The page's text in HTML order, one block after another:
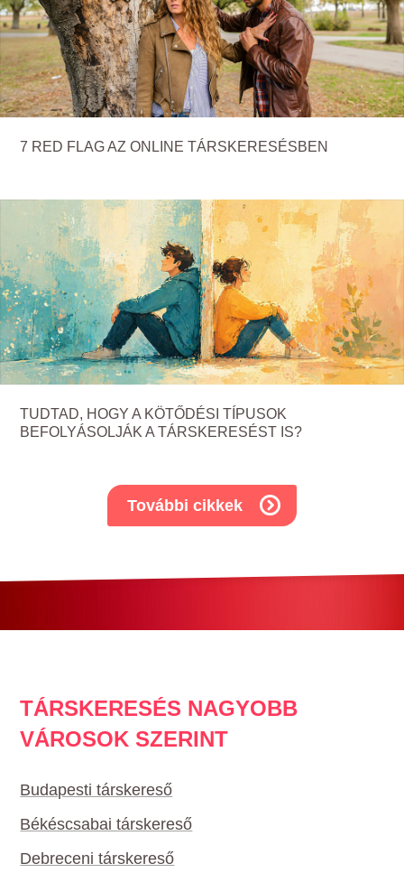
7 RED FLAG AZ ONLINE TÁRSKERESÉSBEN
TUDTAD, HOGY A KÖTŐDÉSI TÍPUSOK
BEFOLYÁSOLJÁK A TÁRSKERESÉST IS?
További cikkek
TÁRSKERESÉS NAGYOBB
VÁROSOK SZERINT
Budapesti társkereső
Békéscsabai társkereső
Debreceni társkereső